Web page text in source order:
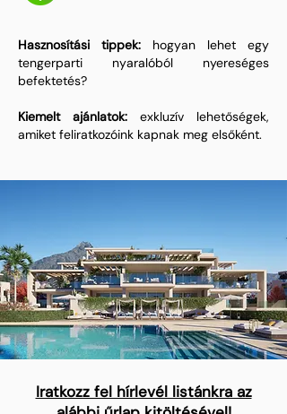
Hasznosítási tippek: hogyan lehet egy
tengerparti nyaralóból nyereséges
befektetés?
Kiemelt ajánlatok: exkluzív lehetőségek,
amiket feliratkozóink kapnak meg elsőként.
Iratkozz fel hírlevél listánkra az